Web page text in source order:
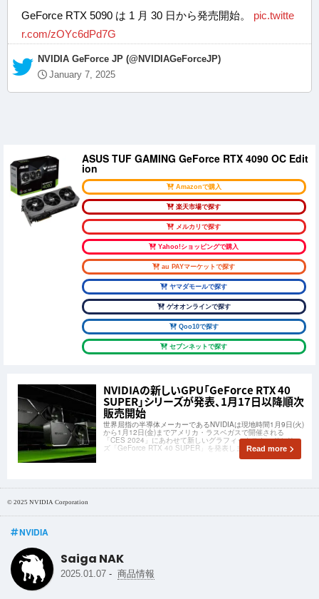
GeForce RTX 5090 は 1 月 30 日から発売開始。 pic.twitte
r.com/zOYc6dPd7G
— NVIDIA GeForce JP (@NVIDIAGeForceJP)
January 7, 2025
ASUS TUF GAMING GeForce RTX 4090 OC Edit
ion
Amazonで購入
楽天市場で探す
メルカリで探す
Yahoo!ショッピングで購入
au PAYマーケットで探す
ヤマダモールで探す
ゲオオンラインで探す
Qoo10で探す
セブンネットで探す
NVIDIAの新しいGPU「GeForce RTX 40
SUPER」シリーズが発表、1月17日以降順次
販売開始
世界屈指の半導体メーカーであるNVIDIAは現地時間1月9日(火)
から1月12日(金)までアメリカ・ラスベガスで開催される
「CES 2024」にあわせて新しいグラフィックスカードシリー
ズ「GeForce RTX 40 SUPER」を発表しました。Read more
© 2025 NVIDIA Corporation
NVIDIA
Saiga NAK
2025.01.07 - 商品情報